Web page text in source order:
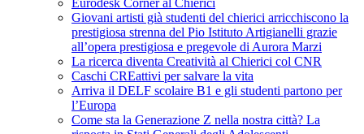
Eurodesk Corner al Chierici
Giovani artisti già studenti del chierici arricchiscono la
prestigiosa strenna del Pio Istituto Artigianelli grazie
all’opera prestigiosa e pregevole di Aurora Marzi
La ricerca diventa Creatività al Chierici col CNR
Caschi CREattivi per salvare la vita
Arriva il DELF scolaire B1 e gli studenti partono per
l’Europa
Come sta la Generazione Z nella nostra città? La